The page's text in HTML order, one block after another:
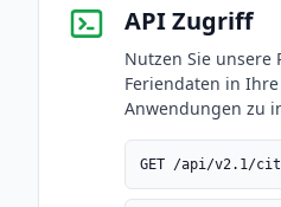
API Zugriff
Nutzen Sie unsere
Feriendaten in
Anwendungen zu
GET /api/v2.1/